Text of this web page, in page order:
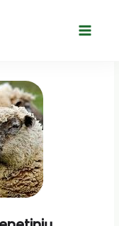
Main